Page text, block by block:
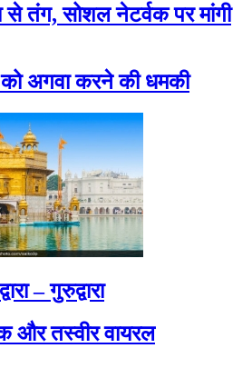
से तंग, सोशल नेटर्वक पर मांगी
को अगवा करने की धमकी
– गुरुद्वारा
और तस्वीर वायरल